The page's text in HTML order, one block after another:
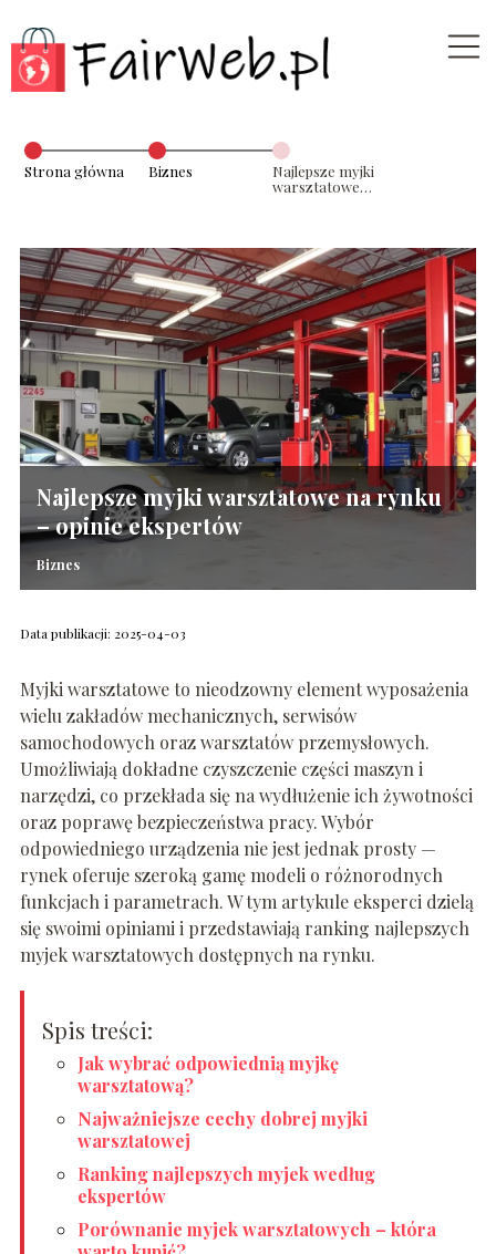
Strona główna Biznes
Najlepsze myjki
warsztatowe
Najlepsze myjki warsztatowe na rynku
– opinie ekspertów
Biznes
Data publikacji: 2025-04-03
Myjki warsztatowe to nieodzowny element wyposażenia
wielu zakładów mechanicznych, serwisów
samochodowych oraz warsztatów przemysłowych.
Umożliwiają dokładne czyszczenie części maszyn i
narzędzi, co przekłada się na wydłużenie ich żywotności
oraz poprawę bezpieczeństwa pracy. Wybór
odpowiedniego urządzenia nie jest jednak prosty —
rynek oferuje szeroką gamę modeli o różnorodnych
funkcjach i parametrach. W tym artykule eksperci dzielą
się swoimi opiniami i przedstawiają ranking najlepszych
myjek warsztatowych dostępnych na rynku.
Spis treści:
Jak wybrać odpowiednią myjkę
warsztatową?
Najważniejsze cechy dobrej myjki
warsztatowej
Ranking najlepszych myjek według
ekspertów
Porównanie myjek warsztatowych – która